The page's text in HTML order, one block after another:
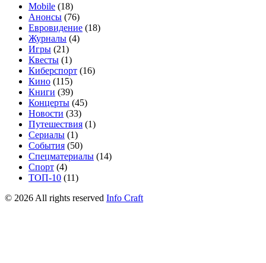
Mobile (18)
Анонсы (76)
Евровидение (18)
Журналы (4)
Игры (21)
Квесты (1)
Киберспорт (16)
Кино (115)
Книги (39)
Концерты (45)
Новости (33)
Путешествия (1)
Сериалы (1)
События (50)
Спецматериалы (14)
Спорт (4)
ТОП-10 (11)
© 2026 All rights reserved Info Craft